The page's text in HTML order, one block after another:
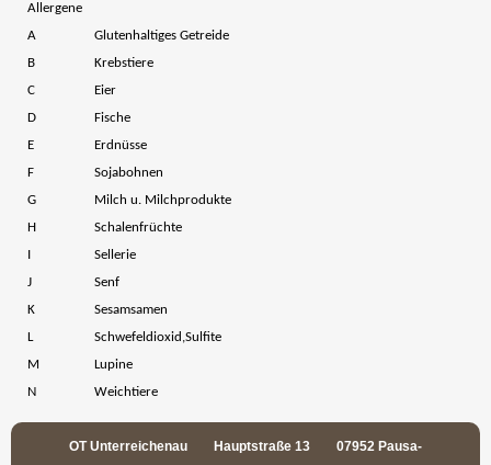
Allergene
A
Glutenhaltiges Getreide
B
Krebstiere
C
Eier
D
Fische
E
Erdnüsse
F
Sojabohnen
G
Milch u. Milchprodukte
H
Schalenfrüchte
Sellerie
J
Senf
K
Sesamsamen
L
Schwefeldioxid,Sulfite
M
Lupine
N
Weichtiere
OT Unterreichenau Hauptstraße 13 07952 Pausa-